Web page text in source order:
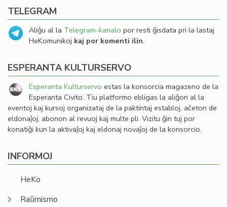
TELEGRAM
Aliĝu al la Telegram-kanalo por resti ĝisdata pri la lastaj
HeKomunikoj kaj por komenti ilin.
ESPERANTA KULTURSERVO
Esperanta Kulturservo estas la konsorcia magazeno de la
Esperanta Civito. Tiu platformo ebligas la aliĝon al la
eventoj kaj kursoj organizataj de la paktintaj establoj, aĉeton de
eldonaĵoj, abonon al revuoj kaj multe pli. Vizitu ĝin tuj por
konatiĝi kun la aktivaĵoj kaj eldonaj novaĵoj de la konsorcio.
INFORMOJ
HeKo
Raŭmismo